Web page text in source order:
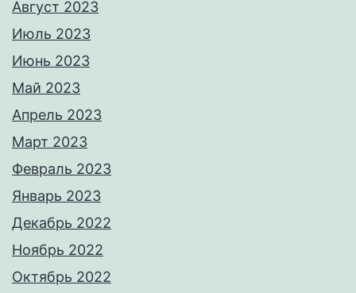
Август 2023
Июль 2023
Июнь 2023
Май 2023
Апрель 2023
Март 2023
Февраль 2023
Январь 2023
Декабрь 2022
Ноябрь 2022
Октябрь 2022